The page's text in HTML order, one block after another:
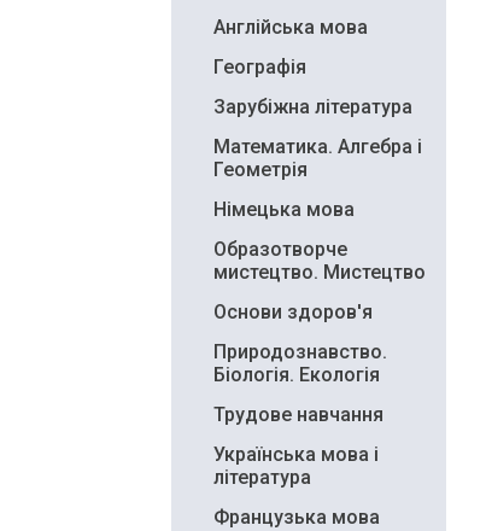
Англійська мова
Географія
Зарубіжна література
Математика. Алгебра і
Геометрія
Німецька мова
Образотворче
мистецтво. Мистецтво
Основи здоров'я
Природознавство.
Біологія. Екологія
Трудове навчання
Українська мова і
література
Французька мова